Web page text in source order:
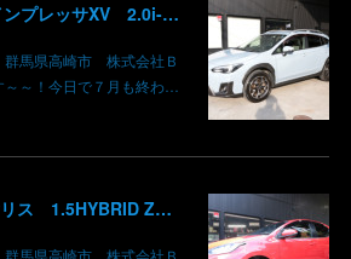
SUBARU スバル インプレッサXV 2.0i-L EyeSight AWD 御納車 GT7 群馬県高崎市 株式会社BLAZE
群馬県高崎市 株式会社Ｂ
～！今日で７月も終わ…
TOYOTA トヨタ ヤリス 1.5HYBRID Z 御納車 MXPH10 コーラルクリスタルシャイン 3U7 群馬県高崎市 株式会社BLAZE